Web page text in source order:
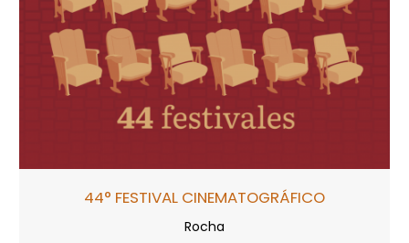
44° FESTIVAL CINEMATOGRÁFICO
Rocha